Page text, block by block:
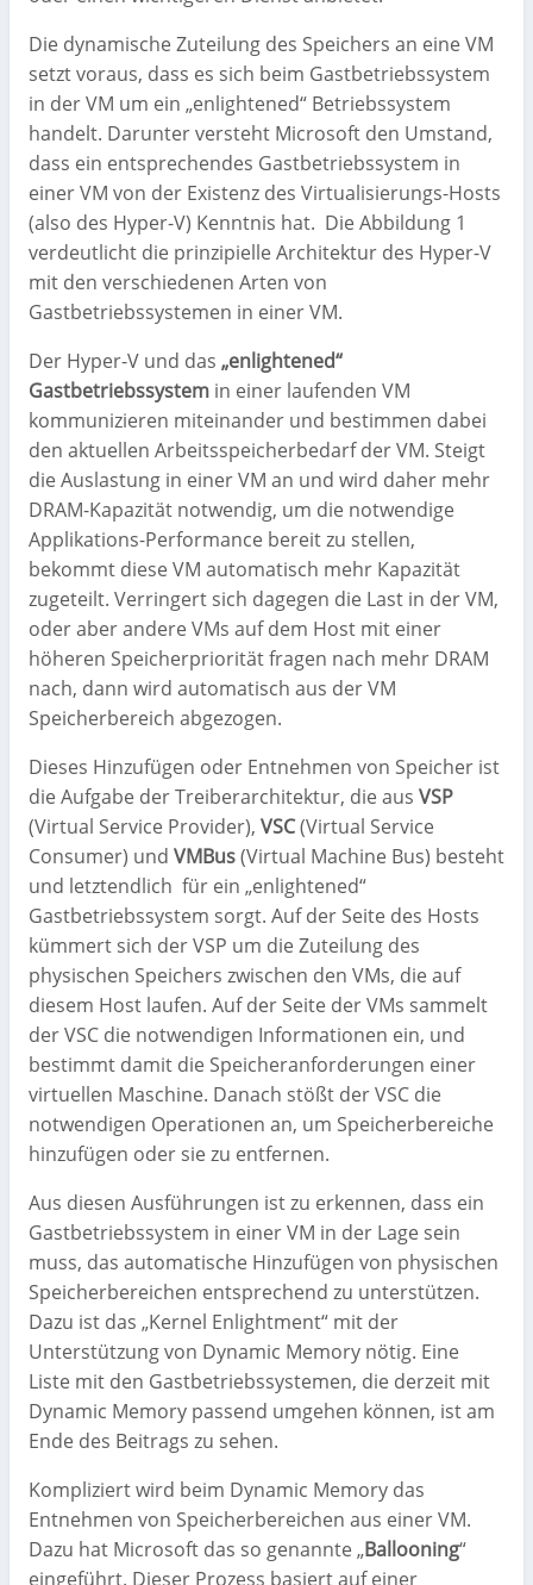
Die dynamische Zuteilung des Speichers an eine VM
setzt voraus, dass es sich beim Gastbetriebssystem
in der VM um ein „enlightened“ Betriebssystem
handelt. Darunter versteht Microsoft den Umstand,
dass ein entsprechendes Gastbetriebssystem in
einer VM von der Existenz des Virtualisierungs-Hosts
(also des Hyper-V) Kenntnis hat. Die Abbildung 1
verdeutlicht die prinzipielle Architektur des Hyper-V
mit den verschiedenen Arten von
Gastbetriebssystemen in einer VM.
Der Hyper-V und das „enlightened“
Gastbetriebssystem in einer laufenden VM
kommunizieren miteinander und bestimmen dabei
den aktuellen Arbeitsspeicherbedarf der VM. Steigt
die Auslastung in einer VM an und wird daher mehr
DRAM-Kapazität notwendig, um die notwendige
Applikations-Performance bereit zu stellen,
bekommt diese VM automatisch mehr Kapazität
zugeteilt. Verringert sich dagegen die Last in der VM,
oder aber andere VMs auf dem Host mit einer
höheren Speicherpriorität fragen nach mehr DRAM
nach, dann wird automatisch aus der VM
Speicherbereich abgezogen.
Dieses Hinzufügen oder Entnehmen von Speicher ist
die Aufgabe der Treiberarchitektur, die aus VSP
(Virtual Service Provider), VSC(Virtual Service
Consumer) und VMBus(Virtual Machine Bus) besteht
und letztendlich für ein „enlightened“
Gastbetriebssystem sorgt. Auf der Seite des Hosts
kümmert sich der VSP um die Zuteilung des
physischen Speichers zwischen den VMs, die auf
diesem Host laufen. Auf der Seite der VMs sammelt
der VSC die notwendigen Informationen ein, und
bestimmt damit die Speicheranforderungen einer
virtuellen Maschine. Danach stößt der VSC die
notwendigen Operationen an, um Speicherbereiche
hinzufügen oder sie zu entfernen.
Aus diesen Ausführungen ist zu erkennen, dass ein
Gastbetriebssystem in einer VM in der Lage sein
muss, das automatische Hinzufügen von physischen
Speicherbereichen entsprechend zu unterstützen.
Dazu ist das „Kernel Enlightment“ mit der
Unterstützung von Dynamic Memory nötig. Eine
Liste mit den Gastbetriebssystemen, die derzeit mit
Dynamic Memory passend umgehen können, ist am
Ende des Beitrags zu sehen.
Kompliziert wird beim Dynamic Memory das
Entnehmen von Speicherbereichen aus einer VM.
Dazu hat Microsoft das so genannte „Ballooning“
eingeführt. Dieser Prozess basiert auf einer